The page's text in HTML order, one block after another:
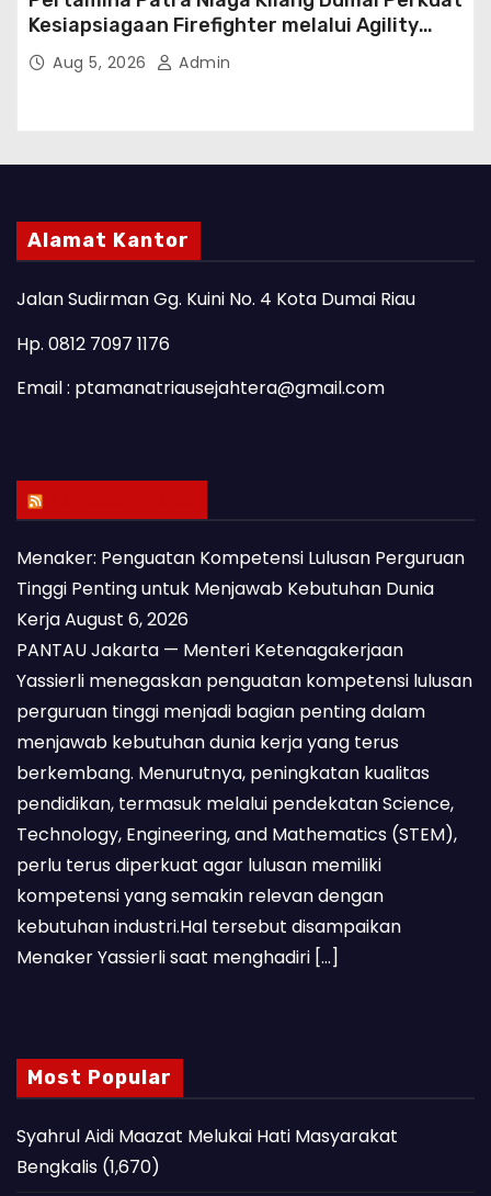
Kesiapsiagaan Firefighter melalui Agility
TestAug 5, 2026 Admin
Alamat Kantor
Jalan Sudirman Gg. Kuini No. 4 Kota Dumai Riau
Hp. 0812 7097 1176
Email : ptamanatriausejahtera@gmail.com
Menaker: Penguatan Kompetensi Lulusan Perguruan
Tinggi Penting untuk Menjawab Kebutuhan Dunia
KerjaAugust 6, 2026
PANTAU Jakarta — Menteri Ketenagakerjaan
Yassierli menegaskan penguatan kompetensi lulusan
perguruan tinggi menjadi bagian penting dalam
menjawab kebutuhan dunia kerja yang terus
berkembang. Menurutnya, peningkatan kualitas
pendidikan, termasuk melalui pendekatan Science,
Technology, Engineering, and Mathematics (STEM),
perlu terus diperkuat agar lulusan memiliki
kompetensi yang semakin relevan dengan
kebutuhan industri.Hal tersebut disampaikan
Menaker Yassierli saat menghadiri […]
Most Popular
Syahrul Aidi Maazat Melukai Hati Masyarakat
Bengkalis (1,670)